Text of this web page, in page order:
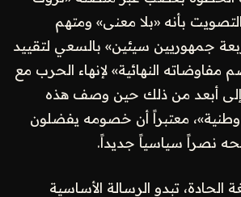
بأنه «بلا معنى» ومتهم
جمهوريين سيئين» بالسعي لتقييد
النهائية» لإنهاء الحرب مع
إلى أبعد من ذلك حين وصف هذه
وطنية»، معتبراً أن خصومه يفضلون
نصراً سياسياً جديداً.
الحادة، تبدو الرسالة الأساسية